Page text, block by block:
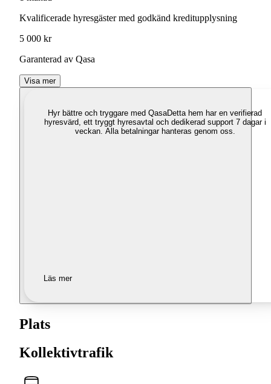
Kvalificerade hyresgäster med godkänd kreditupplysning
5 000 kr
Garanterad av Qasa
Visa mer
Hyr bättre och tryggare med QasaDetta hem har en verifierad
hyresvärd, ett tryggt hyresavtal och dedikerad support 7 dagar i
veckan. Alla betalningar hanteras genom oss.
Läs mer
Plats
Kollektivtrafik